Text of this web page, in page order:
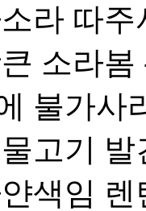
라 따
소라
불가사
고기
색임